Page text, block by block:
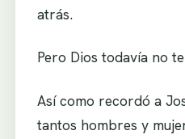
atrás.
Pero Dios todavía no
Así como recordó a
tantos hombres y